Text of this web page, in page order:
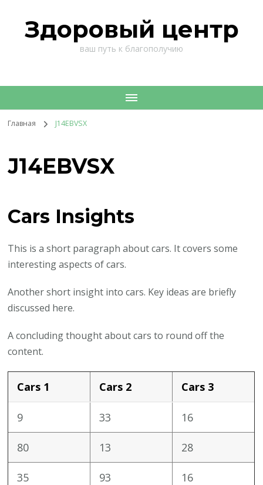
Здоровый центр
ваш путь к благополучию
Главная J14EBVSX
J14EBVSX
Cars Insights
This is a short paragraph about cars. It covers some
interesting aspects of cars.
Another short insight into cars. Key ideas are briefly
discussed here.
A concluding thought about cars to round off the
content.
Cars 1 Cars 2 Cars 3
9 33 16
80 13 28
35 93 16